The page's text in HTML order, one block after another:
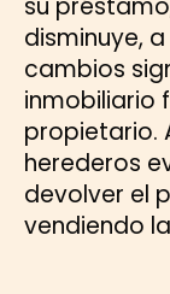
disminuye,
cambios
inmobiliario
propietario.
herederos
devolver el
vendiendo